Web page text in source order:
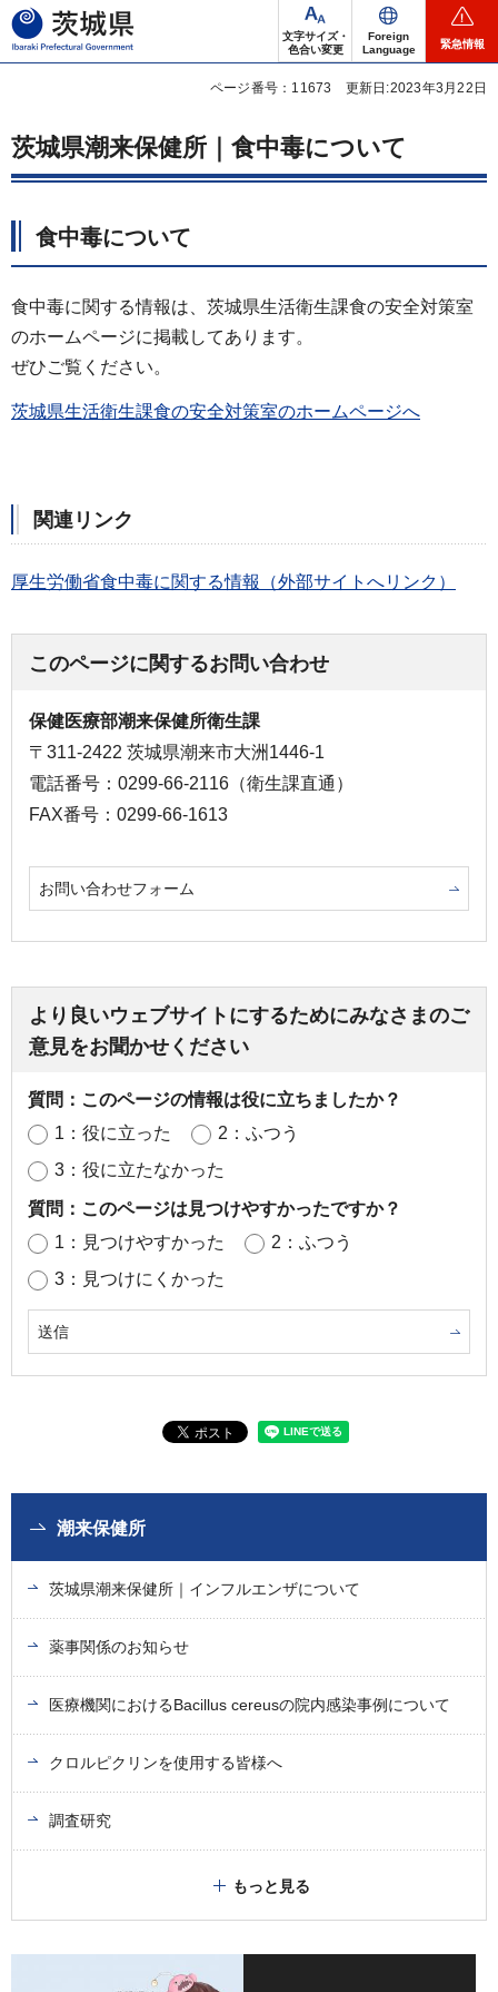
茨城県
文字サイズ・
色合い変更
Foreign
Language
緊急情報
ページ番号：11673 更新日:2023年3月22日
茨城県潮来保健所｜食中毒について
食中毒について
食中毒に関する情報は、茨城県生活衛生課食の安全対策室
のホームページに掲載してあります。
ぜひご覧ください。
茨城県生活衛生課食の安全対策室のホームページへ
関連リンク
厚生労働省食中毒に関する情報（外部サイトへリンク）
このページに関するお問い合わせ
保健医療部潮来保健所衛生課
〒311-2422 茨城県潮来市大洲1446-1
電話番号：0299-66-2116（衛生課直通）
FAX番号：0299-66-1613
お問い合わせフォーム
より良いウェブサイトにするためにみなさまのご
意見をお聞かせください
質問：このページの情報は役に立ちましたか？
1：役に立った
2：ふつう
3：役に立たなかった
質問：このページは見つけやすかったですか？
1：見つけやすかった
2：ふつう
3：見つけにくかった
潮来保健所
茨城県潮来保健所｜インフルエンザについて
薬事関係のお知らせ
医療機関におけるBacillus cereusの院内感染事例について
クロルピクリンを使用する皆様へ
調査研究
もっと見る